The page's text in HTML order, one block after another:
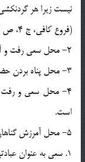
نیست زیرا هر
(فروع کافی، ج 4، ص 334)
2- محل سعی رفت و آمد حضرت هاجر بوده است.
3- محل پناه بردن حضرت ابراهیم به خدا از وسوسه ی شیطان بوده است.
4- محل سعی و رفت
است.
5- محل آمرزش گناهان انسانهاست
1. سعی به عنوان عبادتی الهی.